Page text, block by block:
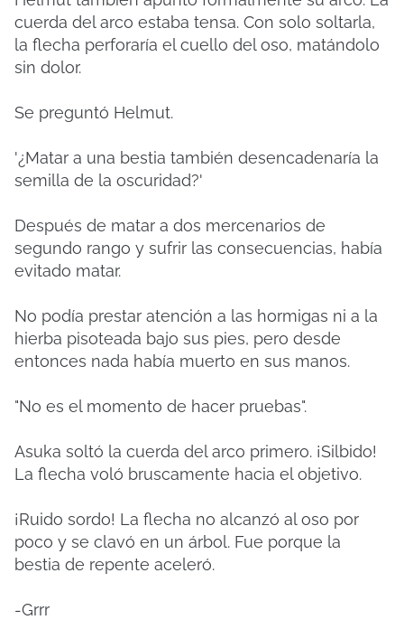
cuerda del arco estaba tensa. Con solo soltarla,
la flecha perforaría el cuello del oso, matándolo
sin dolor.
Se preguntó Helmut.
'¿Matar a una bestia también desencadenaría la
semilla de la oscuridad?'
Después de matar a dos mercenarios de
segundo rango y sufrir las consecuencias, había
evitado matar.
No podía prestar atención a las hormigas ni a la
hierba pisoteada bajo sus pies, pero desde
entonces nada había muerto en sus manos.
"No es el momento de hacer pruebas".
Asuka soltó la cuerda del arco primero. ¡Silbido!
La flecha voló bruscamente hacia el objetivo.
¡Ruido sordo! La flecha no alcanzó al oso por
poco y se clavó en un árbol. Fue porque la
bestia de repente aceleró.
-Grrr